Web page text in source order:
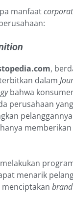
manfaat
,
dalam
bahwa
perusahaan
menarik